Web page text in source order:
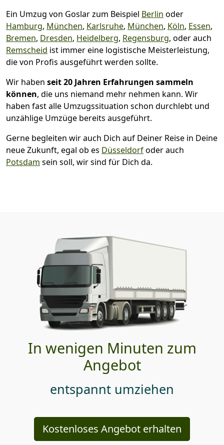
Ein Umzug von Goslar zum Beispiel Berlin oder
Hamburg, München, Karlsruhe, München, Köln, Essen,
Bremen, Dresden, Heidelberg, Regensburg, oder auch
Remscheid ist immer eine logistische Meisterleistung,
die von Profis ausgeführt werden sollte.
Wir haben seit20 Jahren Erfahrungen sammeln
können, die uns niemand mehr nehmen kann. Wir
haben fast alle Umzugssituation schon durchlebt und
unzählige Umzüge bereits ausgeführt.
Gerne begleiten wir auch Dich auf Deiner Reise in Deine
neue Zukunft, egal ob es Düsseldorfoder auch
Potsdam sein soll, wir sind für Dich da.
In wenigen Minuten zum
Angebot
entspannt umziehen
Kostenloses Angebot erhalten